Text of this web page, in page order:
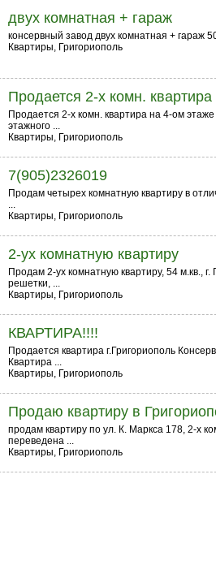
двух комнатная + гараж
консервный завод двух комнатная + гараж
Квартиры, Григориополь
Продается 2-х комн.
Продается 2-х комн. квартира на 4-ом
этажного ...
Квартиры, Григориополь
7(905)2326019
Продам четырех комнатную квартиру в
...
Квартиры, Григориополь
2-ух комнатную квартиру
Продам 2-ух комнатную квартиру, 54 м.кв.,
решетки, ...
Квартиры, Григориополь
КВАРТИРА!!!!
Продается квартира г.Григориополь
Квартира ...
Квартиры, Григориополь
Продаю квартиру в
продам квартиру по ул. К. Маркса 178, 2-х
переведена ...
Квартиры, Григориополь